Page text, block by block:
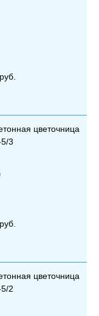
цветочница
3
цветочница
2